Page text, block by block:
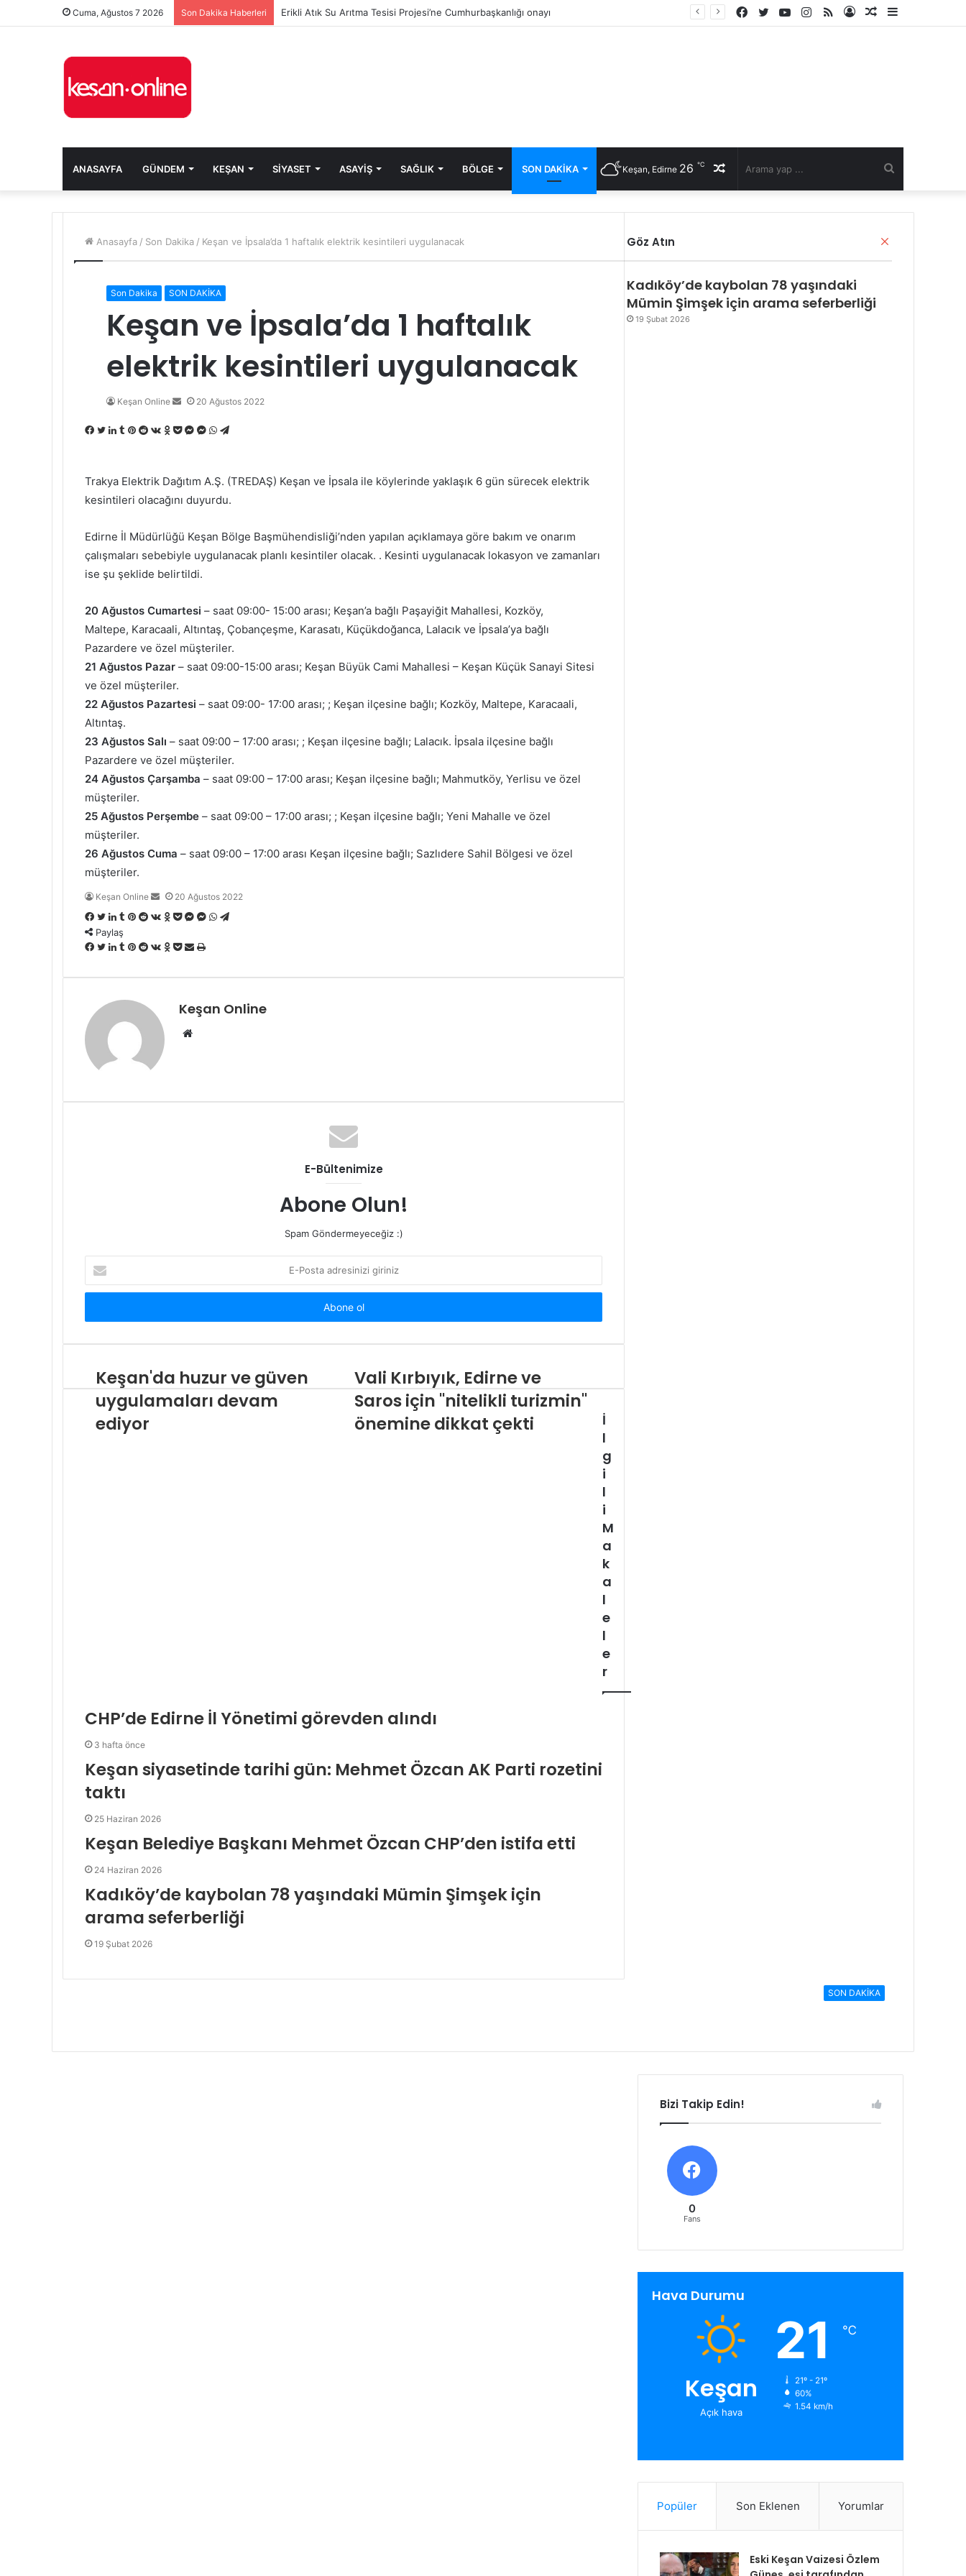
Cuma, Ağustos 7 2026 Son Dakika Haberleri Erikli Atık Su Arıtma Tesisi Projesi’ne Cumhurbaşkanlığı onayı
Kenar
Rastgele
Kayıt
RSS
Instagram
YouTube
Twitter
Facebook
ANASAYFA GÜNDEM KEŞAN SIYASET ASAYIŞ SAĞLIK BÖLGE SON DAKIKA
yap
Rastgele
Makale
Keşan, Edirne 26 ℃
Anasayfa / Son Dakika / Keşan ve İpsala’da 1 haftalık elektrik kesintileri uygulanacak
Son Dakika SON DAKİKA
Keşan ve İpsala’da 1 haftalık
elektrik kesintileri uygulanacak
Keşan Online
Bir
posta
20 Ağustos 2022
Facebook
Twitter
LinkedIn
Tumblr
Pinterest
RedditVKontakte
Odnoklassniki
Pocket
Messenger
Messenger
WhatsApp
Telegram
Trakya Elektrik Dağıtım A.Ş. (TREDAŞ) Keşan ve İpsala ile köylerinde yaklaşık 6 gün sürecek elektrik
kesintileri olacağını duyurdu.
Edirne İl Müdürlüğü Keşan Bölge Başmühendisliği’nden yapılan açıklamaya göre bakım ve onarım
çalışmaları sebebiyle uygulanacak planlı kesintiler olacak. . Kesinti uygulanacak lokasyon ve zamanları
ise şu şeklide belirtildi.
20 Ağustos Cumartesi – saat 09:00- 15:00 arası; Keşan’a bağlı Paşayiğit Mahallesi, Kozköy,
Maltepe, Karacaali, Altıntaş, Çobançeşme, Karasatı, Küçükdoğanca, Lalacık ve İpsala’ya bağlı
Pazardere ve özel müşteriler.
21 Ağustos Pazar – saat 09:00-15:00 arası; Keşan Büyük Cami Mahallesi – Keşan Küçük Sanayi Sitesi
ve özel müşteriler.
22 Ağustos Pazartesi – saat 09:00- 17:00 arası; ; Keşan ilçesine bağlı; Kozköy, Maltepe, Karacaali,
Altıntaş.
23 Ağustos Salı – saat 09:00 – 17:00 arası; ; Keşan ilçesine bağlı; Lalacık. İpsala ilçesine bağlı
Pazardere ve özel müşteriler.
24 Ağustos Çarşamba – saat 09:00 – 17:00 arası; Keşan ilçesine bağlı; Mahmutköy, Yerlisu ve özel
müşteriler.
25 Ağustos Perşembe – saat 09:00 – 17:00 arası; ; Keşan ilçesine bağlı; Yeni Mahalle ve özel
müşteriler.
26 Ağustos Cuma – saat 09:00 – 17:00 arası Keşan ilçesine bağlı; Sazlıdere Sahil Bölgesi ve özel
müşteriler.
Keşan Online
Bir
e-
göndermek
20 Ağustos 2022
Facebook
Twitter
LinkedIn
Tumblr
Pinterest
RedditVKontakte
Odnoklassniki
Pocket
Messenger
Messenger
WhatsApp
Telegram
Paylaş
Facebook
Twitter
LinkedIn
Tumblr
Pinterest
RedditVKontakte
Odnoklassniki
Pocket
E-
ile
Yazdır
Keşan Online
Web
E-Bültenimize
Abone Olun!
Spam Göndermeyeceğiz :)
Posta
adresinizi
Keşan'da huzur ve güven
uygulamaları devam
ediyor
Vali Kırbıyık, Edirne ve
Saros için "nitelikli turizmin"
önemine dikkat çekti
İ
l
g
i
l
i
M
a
k
a
l
e
l
e
r
CHP’de Edirne İl Yönetimi görevden alındı
3 hafta önce
Keşan siyasetinde tarihi gün: Mehmet Özcan AK Parti rozetini
taktı
25 Haziran 2026
Keşan Belediye Başkanı Mehmet Özcan CHP’den istifa etti
24 Haziran 2026
Kadıköy’de kaybolan 78 yaşındaki Mümin Şimşek için
arama seferberliği
19 Şubat 2026
Göz Atın
SON DAKİKA
Kadıköy’de kaybolan 78 yaşındaki
Mümin Şimşek için arama seferberliği
19 Şubat 2026
Bizi Takip Edin!
0
Fans
Hava Durumu
Keşan
Açık hava
21 ℃
21º - 21º
60%
1.54 km/h
Popüler Son Eklenen Yorumlar
Eski Keşan Vaizesi Özlem